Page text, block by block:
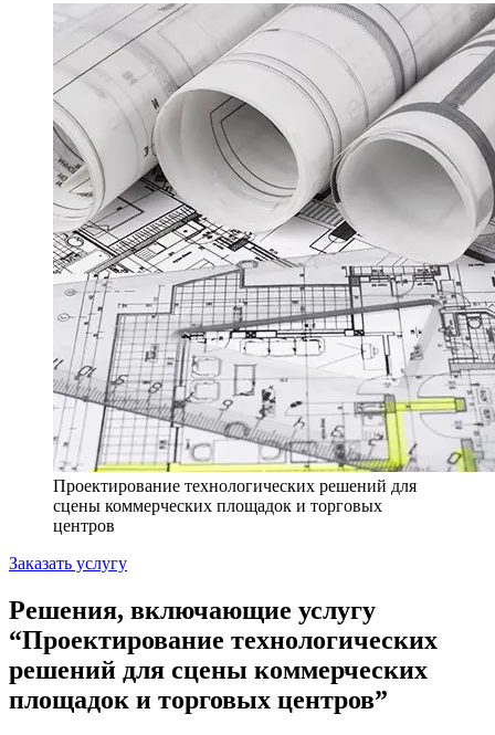
Проектирование технологических решений для
сцены коммерческих площадок и торговых
центров
Заказать услугу
Решения, включающие услугу
“Проектирование технологических
решений для сцены коммерческих
площадок и торговых центров”